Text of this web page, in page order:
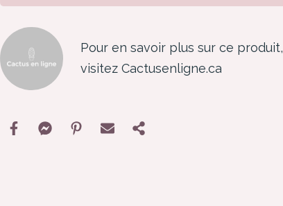
Pour en savoir plus sur ce produit,
visitez Cactusenligne.ca